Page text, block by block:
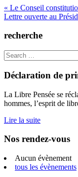
Navigation
de
l’article
« Le Conseil
Lettre ouverte au
recherche
Search
for:
Déclaration de
La Libre Pensée se
hommes, l’esprit de
Lire la suite
Nos rendez-vous
Aucun évènement
tous les évènements